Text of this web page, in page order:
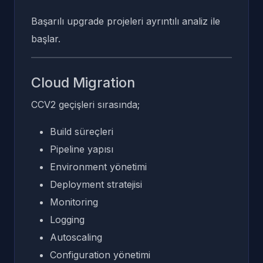
Başarılı upgrade projeleri ayrıntılı analiz ile
başlar.
Cloud Migration
CCV2 geçişleri sırasında;
Build süreçleri
Pipeline yapısı
Environment yönetimi
Deployment stratejisi
Monitoring
Logging
Autoscaling
Configuration yönetimi